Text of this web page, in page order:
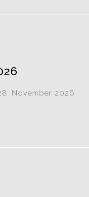
November 2026